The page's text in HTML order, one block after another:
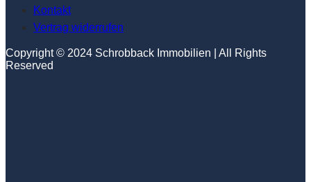
Kontakt
Vertrag widerrufen
Copyright © 2024 Schrobback Immobilien | All Rights
Reserved